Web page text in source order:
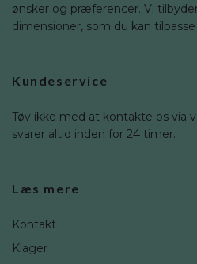
ønsker og præferencer. Vi
dimensioner, som du kan
Kundeservice
Tøv ikke med at kontakte os via
svarer altid inden for 24 timer.
Læs mere
Kontakt
Klager